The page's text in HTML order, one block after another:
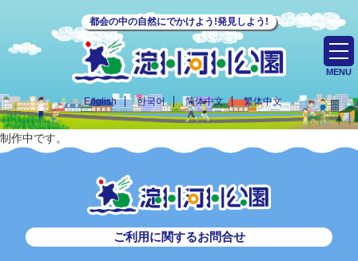
都会の中の自然にでかけよう!発見しよう!
English 한국어 简体中文 繁体中文
MENU
制作中です。
ご利用に関するお問合せ